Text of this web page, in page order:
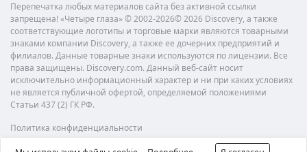
Перепечатка любых материалов сайта без активной ссылки
запрещена! «Четыре глаза» © 2002-2026© 2026 Discovery, а также
соответствующие логотипы и торговые марки являются товарными
знаками компании Discovery, а также ее дочерних предприятий и
филиалов. Данные товарные знаки используются по лицензии. Все
права защищены. Discovery.com. Данный веб-сайт носит
исключительно информационный характер и ни при каких условиях
не является публичной офертой, определяемой положениями
Статьи 437 (2) ГК РФ.
Политика конфиденциальности